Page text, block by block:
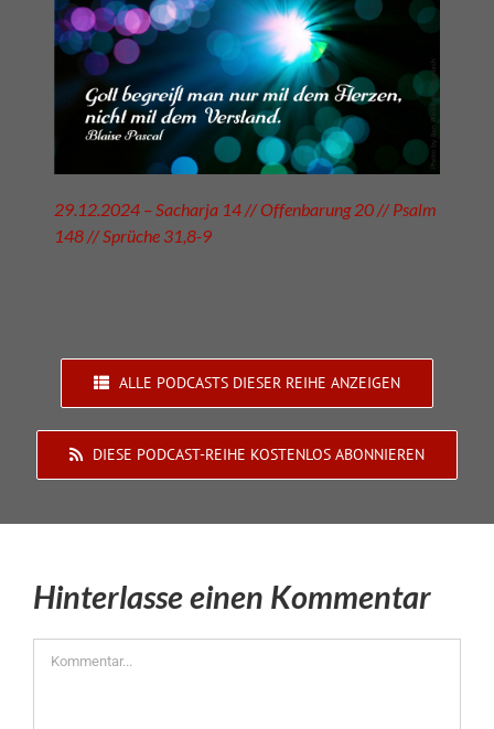
29.12.2024 – Sacharja 14 // Offenbarung 20 // Psalm
148 // Sprüche 31,8-9
ALLE PODCASTS DIESER REIHE ANZEIGEN
DIESE PODCAST-REIHE KOSTENLOS ABONNIEREN
Hinterlasse einen Kommentar